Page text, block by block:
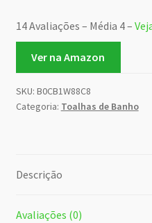
14 Avaliações – Média 4 –
Ver na Amazon
SKU: B0CB1W88C8
Categoria: Toalhas de Banho
Descrição
Avaliações (0)